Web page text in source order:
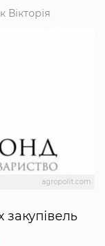
Вікторія
agropolit.com